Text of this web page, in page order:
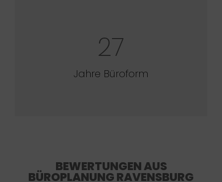
27
Jahre Büroform
BEWERTUNGEN AUS
BÜROPLANUNG RAVENSBURG